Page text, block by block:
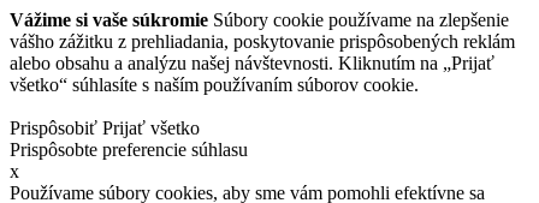
Vážime si vaše súkromie Súbory cookie používame na zlepšenie
vášho zážitku z prehliadania, poskytovanie prispôsobených reklám
alebo obsahu a analýzu našej návštevnosti. Kliknutím na „Prijať
všetko“ súhlasíte s naším používaním súborov cookie.
Prispôsobiť Prijať všetko
Prispôsobte preferencie súhlasu
x
Používame súbory cookies, aby sme vám pomohli efektívne sa